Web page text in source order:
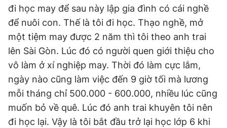
đi học may để sau này lập gia đình có cái nghề
để nuôi con. Thế là tôi đi học. Thạo nghề, mở
một tiệm may được 2 năm thì tôi theo anh trai
lên Sài Gòn. Lúc đó có người quen giới thiệu cho
vô làm ở xí nghiệp may. Thời đó làm cực lắm,
ngày nào cũng làm việc đến 9 giờ tối mà lương
mỗi tháng chỉ 500.000 - 600.000, nhiều lúc cũng
muốn bỏ về quê. Lúc đó anh trai khuyên tôi nên
đi học lại. Vậy là tôi bắt đầu trở lại học lớp 6 khi